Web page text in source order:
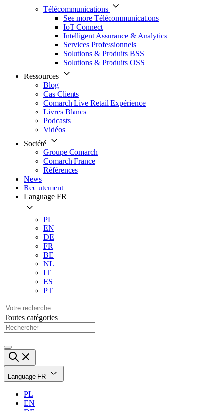
Télécommunications
See more Télécommunications
IoT Connect
Intelligent Assurance & Analytics
Services Professionnels
Solutions & Produits BSS
Solutions & Produits OSS
Ressources
Blog
Cas Clients
Comarch Live Retail Expérience
Livres Blancs
Podcasts
Vidéos
Société
Groupe Comarch
Comarch France
Références
News
Recrutement
Language FR
PL
EN
DE
FR
BE
NL
IT
ES
PT
Toutes catégories
Language FR
PL
EN